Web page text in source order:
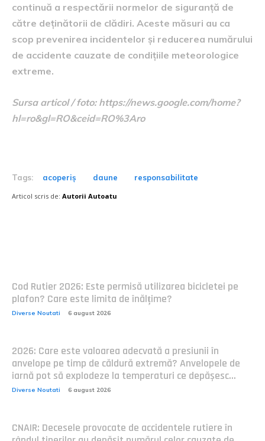
continuă a respectării normelor de siguranță de
către deținătorii de clădiri. Aceste măsuri au ca
scop prevenirea incidentelor și reducerea numărului
de accidente cauzate de condițiile meteorologice
extreme.
Sursa articol / foto: https://news.google.com/home?
hl=ro&gl=RO&ceid=RO%3Aro
Tags: acoperiș daune responsabilitate
Articol scris de: Autorii Autoatu
Cod Rutier 2026: Este permisă utilizarea bicicletei pe
plafon? Care este limita de înălțime?
Diverse Noutati 6 august 2026
2026: Care este valoarea adecvată a presiunii în
anvelope pe timp de căldură extremă? Anvelopele de
iarnă pot să explodeze la temperaturi ce depășesc...
Diverse Noutati 6 august 2026
CNAIR: Decesele provocate de accidentele rutiere în